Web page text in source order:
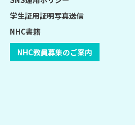
学生証用証明写真送信
NHC書籍
NHC教員募集のご案内